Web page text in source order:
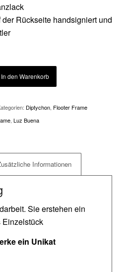
Rückseite handsigniert und
In den Warenkorb
Diptychon, Flooter Frame
, Luz Buena
Informationen
Sie erstehen ein
ein Unikat